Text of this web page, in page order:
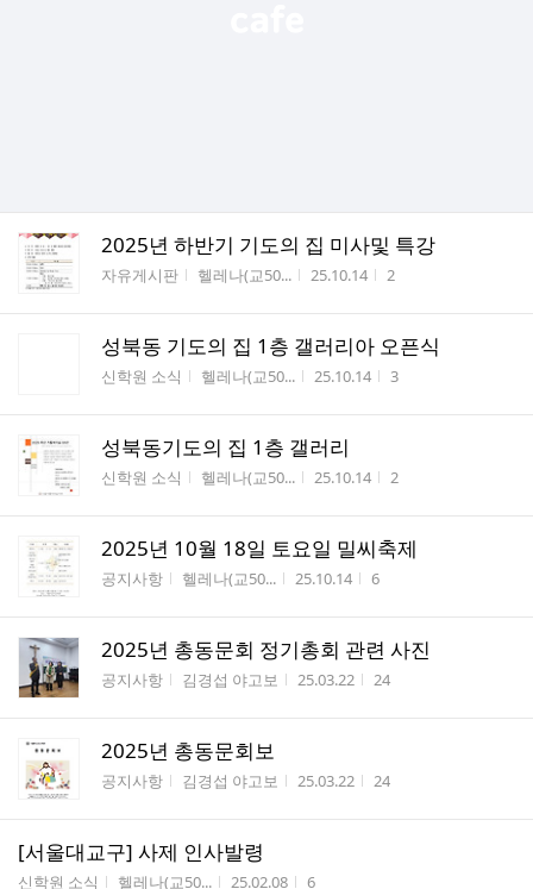
2025년 하반기 기도의 집 미사및 특강
게시판명
자유게시판 작성자
헬레나(교50... 작성시간
25.10.14 조회수
2
성북동 기도의 집 1층 갤러리아 오픈식
게시판명
신학원 소식 작성자
헬레나(교50... 작성시간
25.10.14 조회수
3
성북동기도의 집 1층 갤러리
게시판명
신학원 소식 작성자
헬레나(교50... 작성시간
25.10.14 조회수
2
2025년 10월 18일 토요일 밀씨축제
게시판명
공지사항 작성자
헬레나(교50... 작성시간
25.10.14 조회수
6
2025년 총동문회 정기총회 관련 사진
게시판명
공지사항 작성자
김경섭 야고보 작성시간
25.03.22 조회수
24
2025년 총동문회보
게시판명
공지사항 작성자
김경섭 야고보 작성시간
25.03.22 조회수
24
[서울대교구] 사제 인사발령
게시판명
신학원 소식 작성자
헬레나(교50... 작성시간
25.02.08 조회수
6